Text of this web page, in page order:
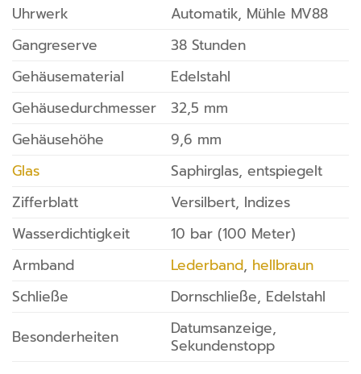
Uhrwerk
Automatik, Mühle MV88
Gangreserve
38 Stunden
Gehäusematerial
Edelstahl
Gehäusedurchmesser
32,5 mm
Gehäusehöhe
9,6 mm
Glas
Saphirglas, entspiegelt
Zifferblatt
Versilbert, Indizes
Wasserdichtigkeit
10 bar (100 Meter)
Armband
Lederband, hellbraun
Schließe
Dornschließe, Edelstahl
Besonderheiten
Datumsanzeige,
Sekundenstopp